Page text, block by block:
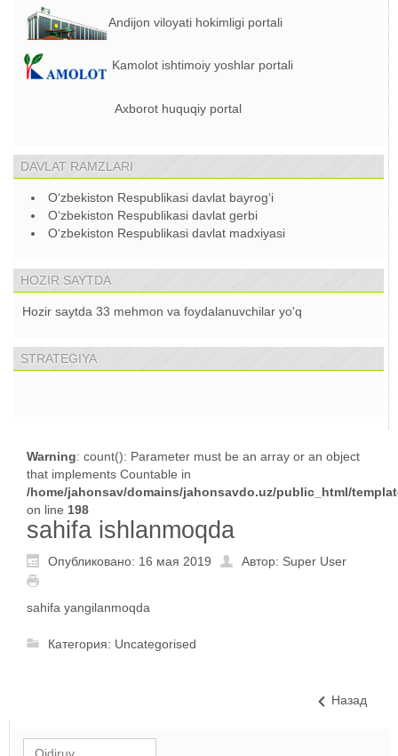
Andijon viloyati hokimligi portali
Kamolot ishtimoiy yoshlar portali
Axborot huquqiy portal
DAVLAT RAMZLARI
O‘zbekiston Respublikasi davlat bayrog‘i
O‘zbekiston Respublikasi davlat gerbi
O‘zbekiston Respublikasi davlat madxiyasi
HOZIR SAYTDA
Hozir saytda 33 mehmon va foydalanuvchilar yo'q
STRATEGIYA
Warning: count(): Parameter must be an array or an object
that implements Countable in
/home/jahonsav/domains/jahonsavdo.uz/public_html/
on line 198
sahifa ishlanmoqda
Опубликовано: 16 мая 2019 Автор: Super User
sahifa yangilanmoqda
Категория: Uncategorised
Назад